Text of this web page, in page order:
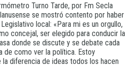
Turno Tarde, por Fm Secla
se mostró contento por haber
local: «Para mi es un orgullo,
concejal, ser elegido para conducir la
donde se discute y se debate cada
de como ver la política. Estoy
diferencia de ideas todos los hacen